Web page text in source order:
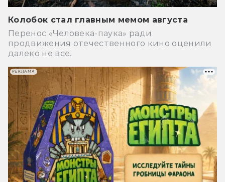
Колобок стал главным мемом августа
Перенос «Человека-паука» ради
продвижения отечественного кино оценили
далеко не все.
РЕКЛАМА